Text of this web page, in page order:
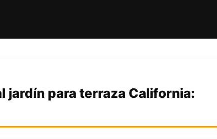
para terraza California: